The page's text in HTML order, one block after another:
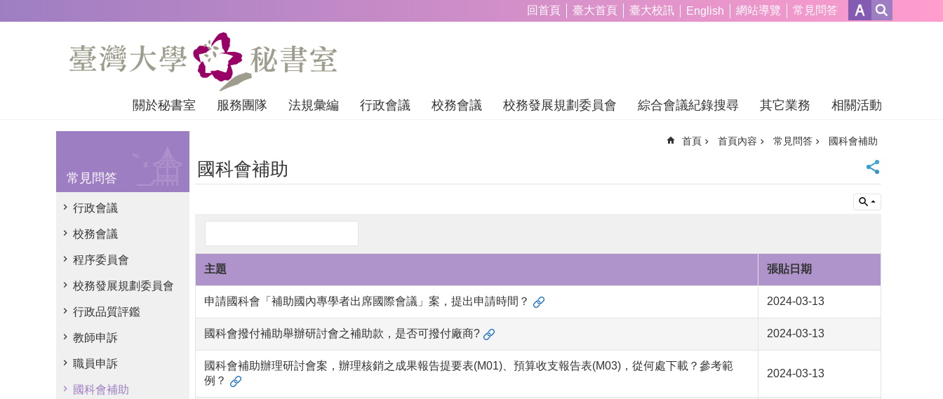
回首頁 臺大首頁 臺大校訊 English 網站導覽 常見問答
關於秘書室 服務團隊 法規彙編 行政會議 校務會議 校務發展規劃委員會 綜合會議紀錄搜尋 其它業務 相關活動
常見問答
行政會議
校務會議
程序委員會
校務發展規劃委員會
行政品質評鑑
教師申訴
職員申訴
國科會補助
首頁 首頁內容 常見問答 國科會補助
國科會補助
主題 張貼日期
申請國科會「補助國內專學者出席國際會議」案，提出申請時間？ 2024-03-13
國科會撥付補助舉辦研討會之補助款，是否可撥付廠商? 2024-03-13
國科會補助辦理研討會案，辦理核銷之成果報告提要表(M01)、預算收支報告表(M03)，從何處下載？參考範
例？
2024-03-13